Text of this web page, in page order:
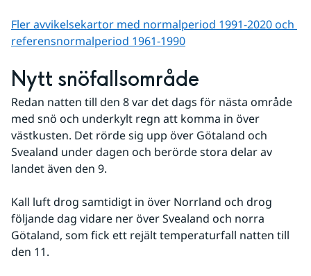
Fler avvikelsekartor med normalperiod 1991-2020 och
referens­normalperiod 1961-1990
Nytt snöfallsområde
Redan natten till den 8 var det dags för nästa område
med snö och underkylt regn att komma in över
västkusten. Det rörde sig upp över Götaland och
Svealand under dagen och berörde stora delar av
landet även den 9.
Kall luft drog samtidigt in över Norrland och drog
följande dag vidare ner över Svealand och norra
Götaland, som fick ett rejält temperaturfall natten till
den 11.